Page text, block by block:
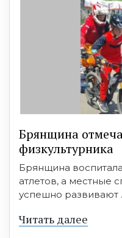
Брянщина
физкультурника
Брянщина
атлетов, а местные
успешно развивают
Читать далее